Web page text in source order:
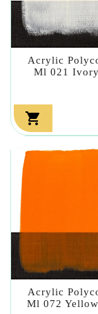
Acrylic
Ml 021

Acrylic
Ml 072